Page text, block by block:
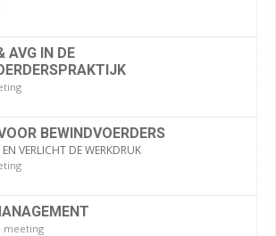
AVG IN DE
BEWINDVOERDERS
EN VERLICHT DE WERKDRUK
meeting